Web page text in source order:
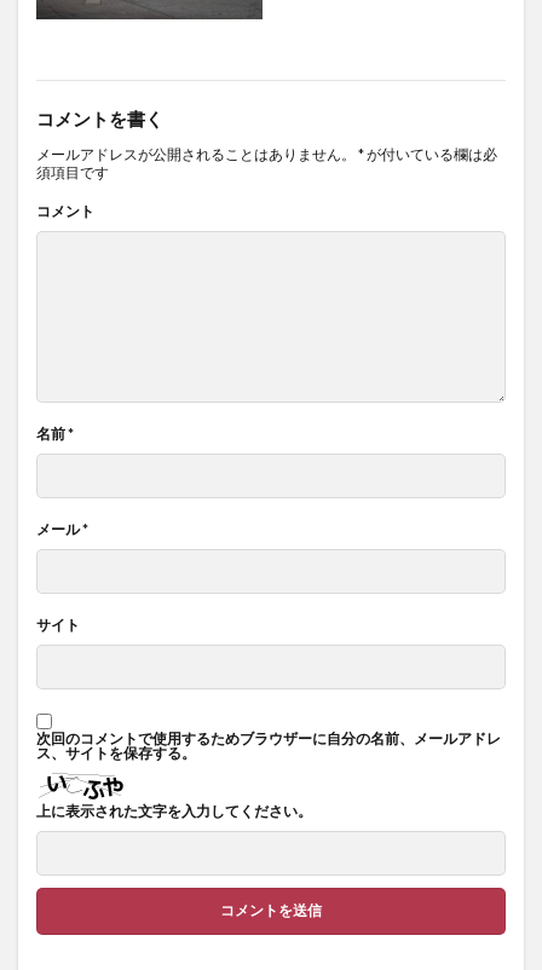
コメントを書く
メールアドレスが公開されることはありません。 *が付いている欄は必
須項目です
コメント
名前*
メール*
サイト
次回のコメントで使用するためブラウザーに自分の名前、メールアドレ
ス、サイトを保存する。
上に表示された文字を入力してください。